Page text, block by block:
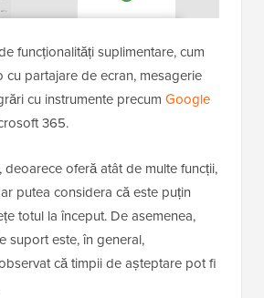
funcționalități suplimentare, cum
cu partajare de ecran, mesagerie
cu instrumente precum Google
365.
deoarece oferă atât de multe funcții,
putea considera că este puțin
totul la început. De asemenea,
suport este, în general,
că timpii de așteptare pot fi